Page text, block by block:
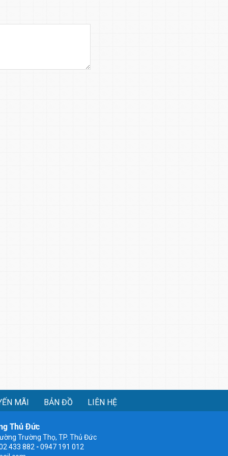
MÃI BẢN ĐỒ LIÊN HỆ
Thủ Đức
Trường Thọ, TP. Thủ Đức
433 882 -0947 191 012